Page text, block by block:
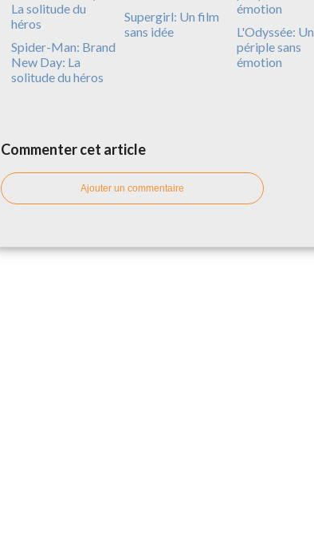
Spider-Man: Brand
New Day: La
solitude du héros
Supergirl: Un film
sans idée
L'Odyssée: Un
périple sans
émotion
Commenter cet article
Ajouter un commentaire